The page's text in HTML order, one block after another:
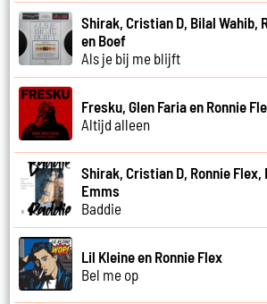
Shirak, Cristian D, Bilal Wahib,
en Boef
Als je bij me blijft
Fresku, Glen Faria en Ronnie
Altijd alleen
Shirak, Cristian D, Ronnie Flex,
Emms
Baddie
Lil Kleine en Ronnie Flex
Bel me op